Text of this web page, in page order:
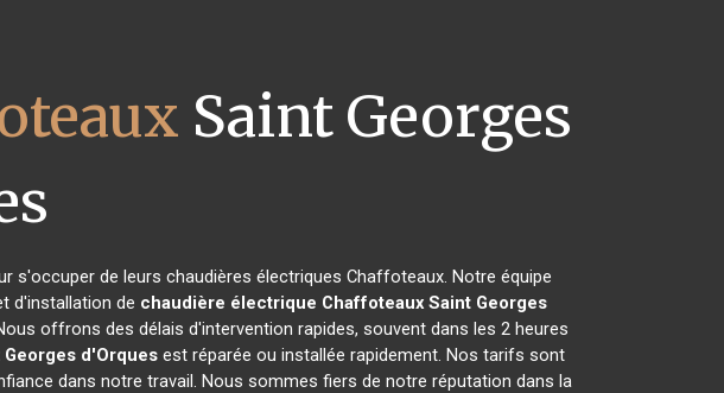
Saint Georges
s'occuper de leurs chaudières électriques Chaffoteaux. Notre équipe
d'installation de chaudière électrique Chaffoteaux Saint Georges
offrons des délais d'intervention rapides, souvent dans les 2 heures
Georges d'Orques est réparée ou installée rapidement. Nos tarifs sont
dans notre travail. Nous sommes fiers de notre réputation dans la